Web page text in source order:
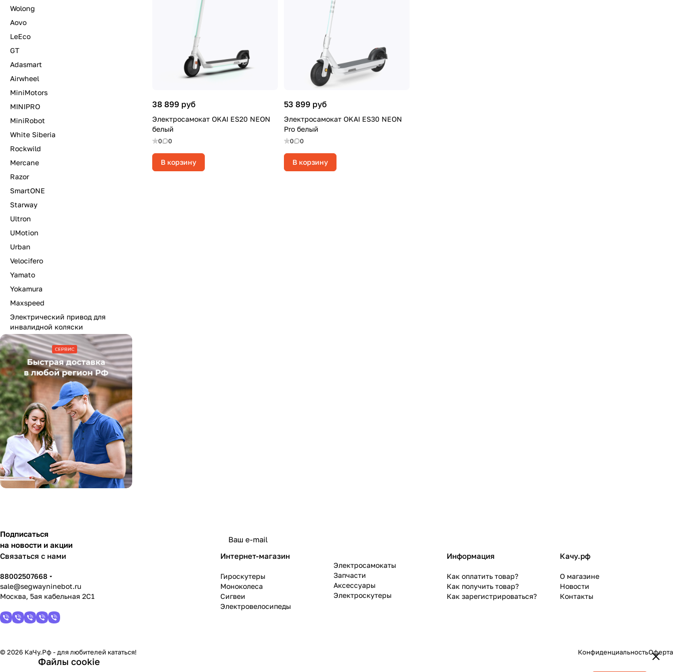
38 899 руб
Электросамокат OKAI ES20 NEON
белый
0 0
В корзину
53 899 руб
Электросамокат OKAI ES30 NEON
Pro белый
0 0
В корзину
Wolong
Aovo
LeEco
GT
Adasmart
Airwheel
MiniMotors
MINIPRO
MiniRobot
White Siberia
Rockwild
Mercane
Razor
SmartONE
Starway
Ultron
UMotion
Urban
Velocifero
Yamato
Yokamura
Maxspeed
Электрический привод для
инвалидной коляски
Подписаться
на новости и акции
Связаться с нами
88002507668
sale@segwayninebot.ru
Москва, 5ая кабельная 2С1
Интернет-магазин
Гироскутеры
Моноколеса
Сигвеи
Электровелосипеды
Электросамокаты
Запчасти
Аксессуары
Электроскутеры
Информация
Как оплатить товар?
Как получить товар?
Как зарегистрироваться?
Качу.рф
О магазине
Новости
Контакты
© 2026 КаЧу.Рф - для любителей кататься! КонфиденциальностьОферта
Файлы cookie